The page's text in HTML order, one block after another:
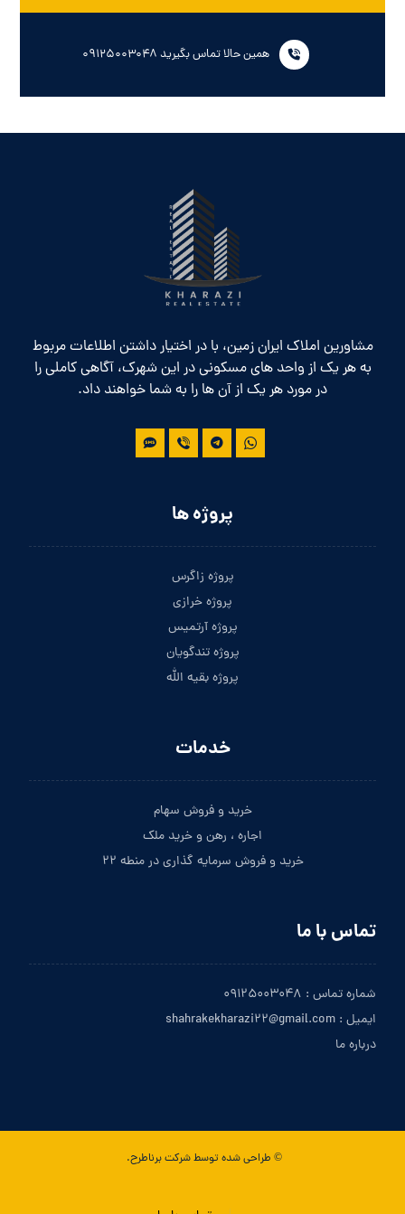
همین حالا تماس بگیرید ۰۹۱۲۵۰۰۳۰۴۸
مشاورین املاک ایران زمین، با در اختیار داشتن اطلاعات مربوط
به هر یک از واحد های مسکونی در این شهرک، آگاهی کاملی را
در مورد هر یک از آن ها را به شما خواهند داد.
پروژه ها
پروژه زاگرس
پروژه خرازی
پروژه آرتمیس
پروژه تندگویان
پروژه بقیه الله
خدمات
خرید و فروش سهام
اجاره ، رهن و خرید ملک
خرید و فروش سرمایه گذاری در منطه ۲۲
تماس با ما
شماره تماس : ۰۹۱۲۵۰۰۳۰۴۸
ایمیل : shahrakekharazi۲۲@gmail.com
درباره ما
© طراحی شده توسط شرکت برناطرح.